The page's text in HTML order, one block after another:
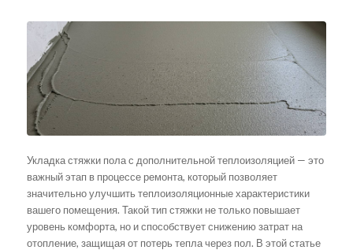
Укладка стяжки пола с дополнительной теплоизоляцией — это
важный этап в процессе ремонта, который позволяет
значительно улучшить теплоизоляционные характеристики
вашего помещения. Такой тип стяжки не только повышает
уровень комфорта, но и способствует снижению затрат на
отопление, защищая от потерь тепла через пол. В этой статье